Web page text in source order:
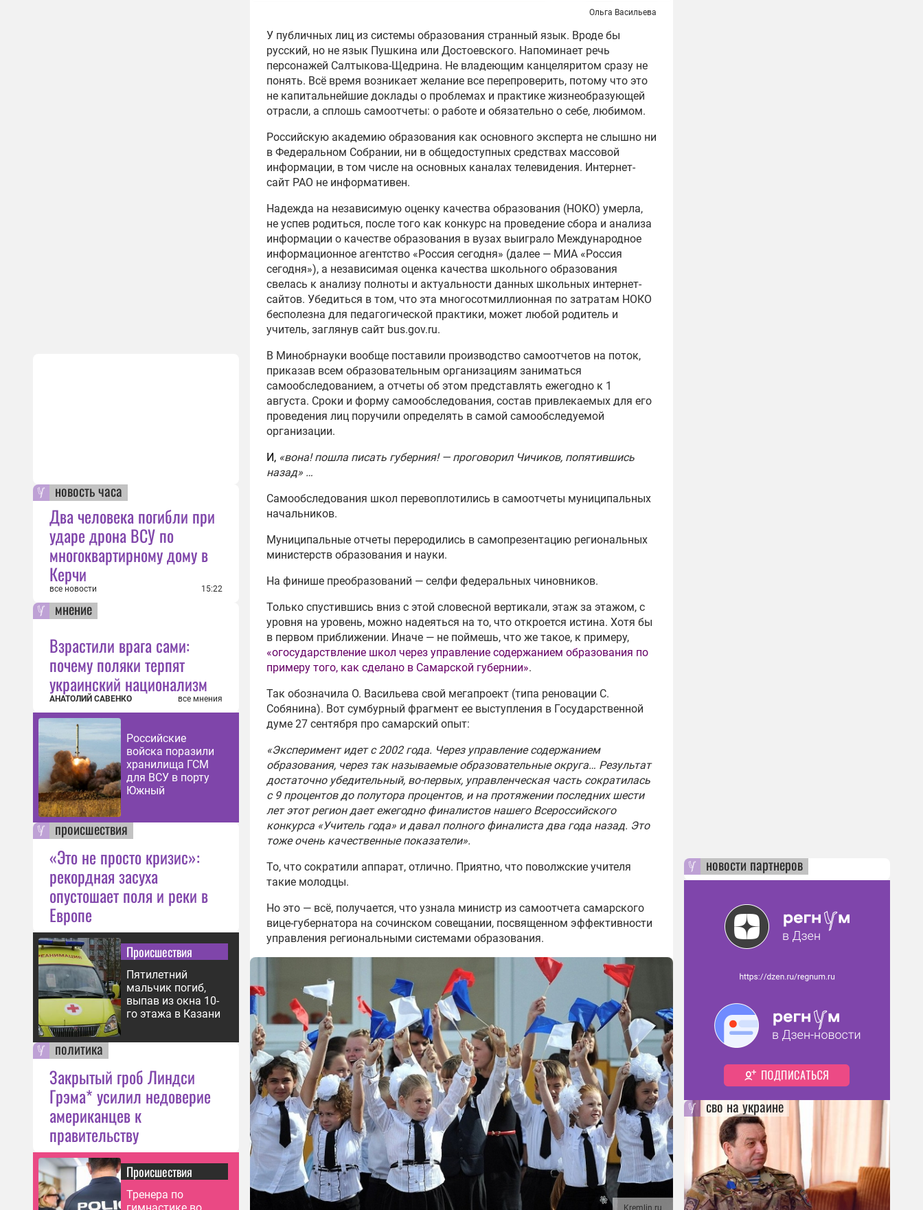
новость часа
Два человека погибли при
ударе дрона ВСУ по
многоквартирному дому в
Керчи
все новости 15:22
мнение
Взрастили врага сами:
почему поляки терпят
украинский национализм
АНАТОЛИЙ САВЕНКО все мнения
Российские
войска поразили
хранилища ГСМ
для ВСУ в порту
Южный
происшествия
«Это не просто кризис»:
рекордная засуха
опустошает поля и реки в
Европе
Происшествия
Пятилетний
мальчик погиб,
выпав из окна 10-
го этажа в Казани
политика
Закрытый гроб Линдси
Грэма* усилил недоверие
американцев к
правительству
Происшествия
Тренера по
Ольга Васильева
У публичных лиц из системы образования странный язык. Вроде бы
русский, но не язык Пушкина или Достоевского. Напоминает речь
персонажей Салтыкова-Щедрина. Не владеющим канцеляритом сразу не
понять. Всё время возникает желание все перепроверить, потому что это
не капитальнейшие доклады о проблемах и практике жизнеобразующей
отрасли, а сплошь самоотчеты: о работе и обязательно о себе, любимом.
Российскую академию образования как основного эксперта не слышно ни
в Федеральном Собрании, ни в общедоступных средствах массовой
информации, в том числе на основных каналах телевидения. Интернет-
сайт РАО не информативен.
Надежда на независимую оценку качества образования (НОКО) умерла,
не успев родиться, после того как конкурс на проведение сбора и анализа
информации о качестве образования в вузах выиграло Международное
информационное агентство «Россия сегодня» (далее — МИА «Россия
сегодня»), а независимая оценка качества школьного образования
свелась к анализу полноты и актуальности данных школьных интернет-
сайтов. Убедиться в том, что эта многосотмиллионная по затратам НОКО
бесполезна для педагогической практики, может любой родитель и
учитель, заглянув сайт bus.gov.ru.
В Минобрнауки вообще поставили производство самоотчетов на поток,
приказав всем образовательным организациям заниматься
самообследованием, а отчеты об этом представлять ежегодно к 1
августа. Сроки и форму самообследования, состав привлекаемых для его
проведения лиц поручили определять в самой самообследуемой
организации.
И, «вона! пошла писать губерния! — проговорил Чичиков, попятившись
назад» …
Самообследования школ перевоплотились в самоотчеты муниципальных
начальников.
Муниципальные отчеты переродились в самопрезентацию региональных
министерств образования и науки.
На финише преобразований — селфи федеральных чиновников.
Только спустившись вниз с этой словесной вертикали, этаж за этажом, с
уровня на уровень, можно надеяться на то, что откроется истина. Хотя бы
в первом приближении. Иначе — не поймешь, что же такое, к примеру,
«огосударствление школ через управление содержанием образования по
примеру того, как сделано в Самарской губернии».
Так обозначила О. Васильева свой мегапроект (типа реновации С.
Собянина). Вот сумбурный фрагмент ее выступления в Государственной
думе 27 сентября про самарский опыт:
«Эксперимент идет с 2002 года. Через управление содержанием
образования, через так называемые образовательные округа… Результат
достаточно убедительный, во-первых, управленческая часть сократилась
с 9 процентов до полутора процентов, и на протяжении последних шести
лет этот регион дает ежегодно финалистов нашего Всероссийского
конкурса «Учитель года» и давал полного финалиста два года назад. Это
тоже очень качественные показатели».
То, что сократили аппарат, отлично. Приятно, что поволжские учителя
такие молодцы.
Но это — всё, получается, что узнала министр из самоотчета самарского
вице-губернатора на сочинском совещании, посвященном эффективности
управления региональными системами образования.
Kremlin.ru
новости партнеров
сво на украине